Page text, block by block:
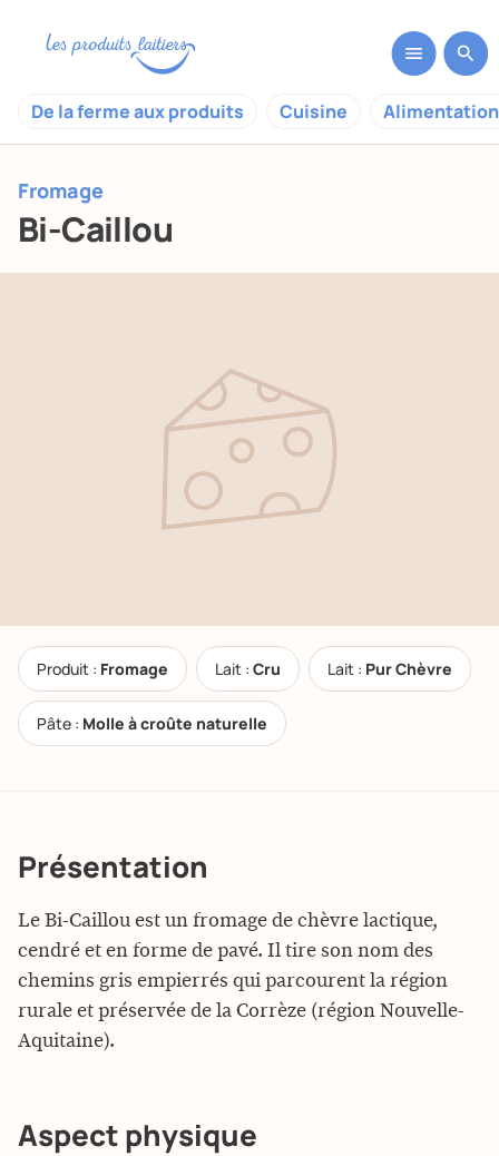
De la ferme aux produits Cuisine
Fromage
Bi-Caillou
Produit : Fromage Lait : Cru Lait : Pur Chèvre
Pâte : Molle à croûte naturelle
Présentation
Le Bi-Caillou est un fromage de chèvre lactique,
cendré et en forme de pavé. Il tire son nom des
chemins gris empierrés qui parcourent la région
rurale et préservée de la Corrèze (région Nouvelle-
Aquitaine).
Aspect physique